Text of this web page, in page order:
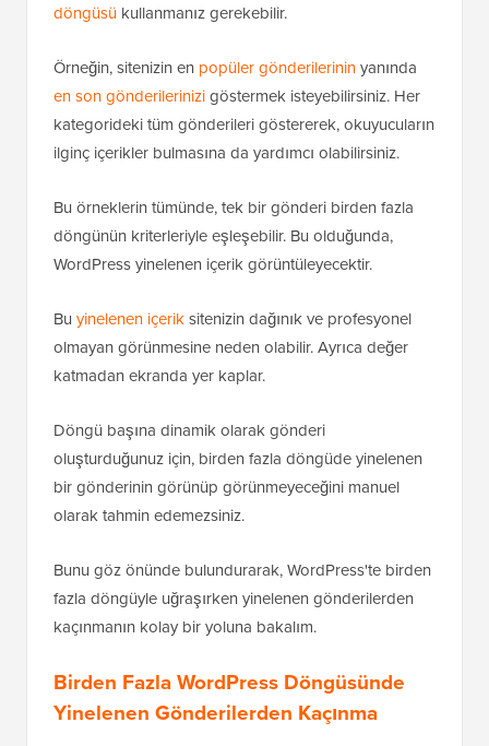
döngüsü kullanmanız gerekebilir.
Örneğin, sitenizin en popüler gönderilerininyanında
en son gönderilerinizigöstermek isteyebilirsiniz. Her
kategorideki tüm gönderileri göstererek, okuyucuların
ilginç içerikler bulmasına da yardımcı olabilirsiniz.
Bu örneklerin tümünde, tek bir gönderi birden fazla
döngünün kriterleriyle eşleşebilir. Bu olduğunda,
WordPress yinelenen içerik görüntüleyecektir.
Bu yinelenen içeriksitenizin dağınık ve profesyonel
olmayan görünmesine neden olabilir. Ayrıca değer
katmadan ekranda yer kaplar.
Döngü başına dinamik olarak gönderi
oluşturduğunuz için, birden fazla döngüde yinelenen
bir gönderinin görünüp görünmeyeceğini manuel
olarak tahmin edemezsiniz.
Bunu göz önünde bulundurarak, WordPress'te birden
fazla döngüyle uğraşırken yinelenen gönderilerden
kaçınmanın kolay bir yoluna bakalım.
Birden Fazla WordPress Döngüsünde
Yinelenen Gönderilerden Kaçınma